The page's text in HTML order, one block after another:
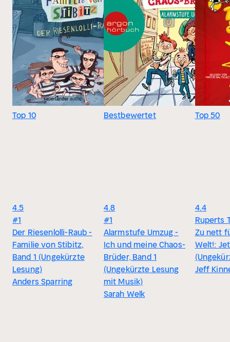
Top 10
4.5
#1
Der Riesenlolli-Raub -
Familie von Stibitz,
Band 1 (Ungekürzte
Lesung)
Anders Sparring
Bestbewertet
4.8
#1
Alarmstufe Umzug -
Ich und meine Chaos-
Brüder, Band 1
(Ungekürzte Lesung
mit Musik)
Sarah Welk
Top 50
4.4
Ruperts
Zu nett
Welt!:
Jeff